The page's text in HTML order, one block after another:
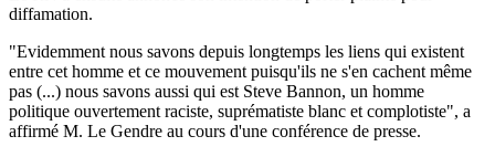
diffamation.
"Evidemment nous savons depuis longtemps les liens qui existent
entre cet homme et ce mouvement puisqu'ils ne s'en cachent même
pas (...) nous savons aussi qui est Steve Bannon, un homme
politique ouvertement raciste, suprématiste blanc et complotiste", a
affirmé M. Le Gendre au cours d'une conférence de presse.